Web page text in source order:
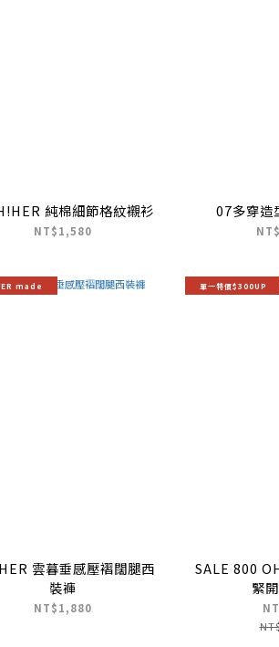
純棉細節格紋襯衫
NT$1,580
07多穿造
made
雲暮垂感壓褶闊腿西
裝褲
NT$1,880
單一特價$300UP
SALE 800
緊